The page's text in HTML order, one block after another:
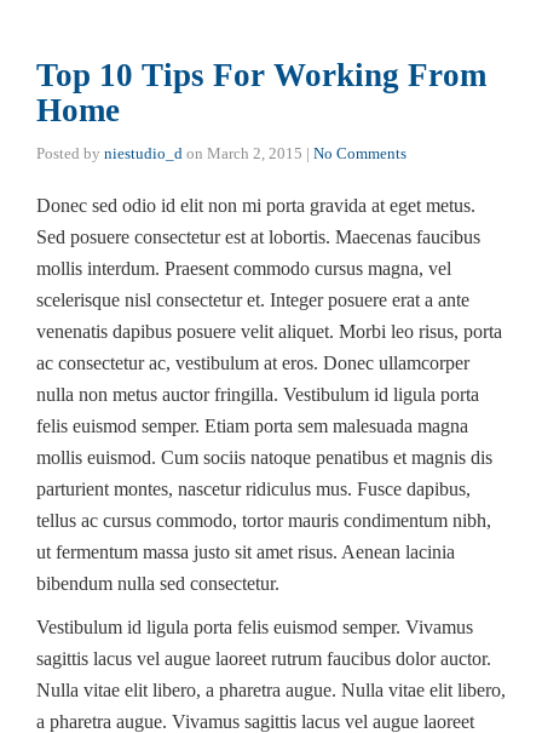
Top 10 Tips For Working From
Home
Posted by niestudio_d on March 2, 2015 | No Comments
Donec sed odio id elit non mi porta gravida at eget metus.
Sed posuere consectetur est at lobortis. Maecenas faucibus
mollis interdum. Praesent commodo cursus magna, vel
scelerisque nisl consectetur et. Integer posuere erat a ante
venenatis dapibus posuere velit aliquet. Morbi leo risus, porta
ac consectetur ac, vestibulum at eros. Donec ullamcorper
nulla non metus auctor fringilla. Vestibulum id ligula porta
felis euismod semper. Etiam porta sem malesuada magna
mollis euismod. Cum sociis natoque penatibus et magnis dis
parturient montes, nascetur ridiculus mus. Fusce dapibus,
tellus ac cursus commodo, tortor mauris condimentum nibh,
ut fermentum massa justo sit amet risus. Aenean lacinia
bibendum nulla sed consectetur.
Vestibulum id ligula porta felis euismod semper. Vivamus
sagittis lacus vel augue laoreet rutrum faucibus dolor auctor.
Nulla vitae elit libero, a pharetra augue. Nulla vitae elit libero,
a pharetra augue. Vivamus sagittis lacus vel augue laoreet